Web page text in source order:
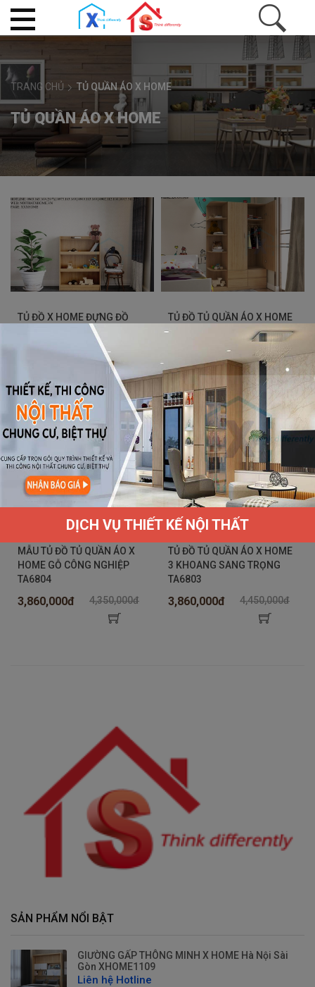
TRANG CHỦ TỦ QUẦN ÁO X HOME
TỦ QUẦN ÁO X HOME
TỦ ĐỒ X HOME ĐỰNG ĐỒ
CHƠI CHO BÉ SIÊU NÉT
1,250,000đ
TỦ ĐỒ TỦ QUẦN ÁO X HOME
KẾT HỢP KỆ TRANG TRÍ
3,900,000đ 4,350,000đ
MẪU TỦ ĐỒ TỦ QUẦN ÁO X
HOME GỖ CÔNG NGHIỆP
TA6804
3,860,000đ 4,350,000đ
TỦ ĐỒ TỦ QUẦN ÁO X HOME
3 KHOANG SANG TRỌNG
TA6803
3,860,000đ 4,450,000đ
SẢN PHẨM NỔI BẬT
GIƯỜNG GẤP THÔNG MINH X HOME Hà Nội Sài
Gòn XHOME1109
Liên hệ Hotline
DỊCH VỤ THIẾT KẾ NỘI THẤT